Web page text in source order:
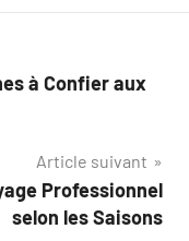
à Confier aux
Article suivant
Professionnel
selon les Saisons